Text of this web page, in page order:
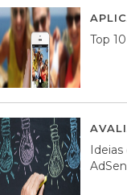
Top